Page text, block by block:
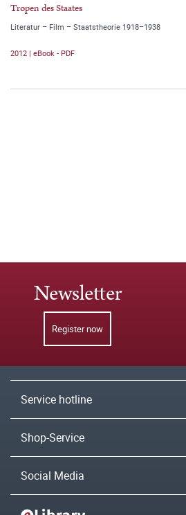
Tropen des Staates
Literatur – Film – Staatstheorie 1918–1938
2012 | eBook - PDF
Newsletter
Register now
Service hotline
Shop-Service
Social Media